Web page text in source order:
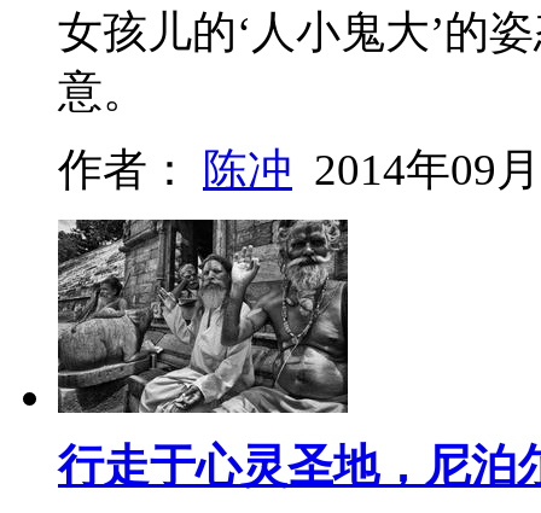
女孩儿的‘人小鬼大’的
意。
作者： 陈冲 2014年09
行走于心灵圣地，尼泊